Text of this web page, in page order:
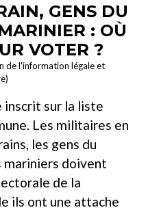
GENS DU
: OÙ
VOTER ?
de l'information légale et
sur la liste
Les militaires en
les gens du
mariniers doivent
de la
ils ont une attache